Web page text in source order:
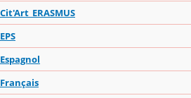
Cit'Art_ERASMUS
EPS
Espagnol
Français